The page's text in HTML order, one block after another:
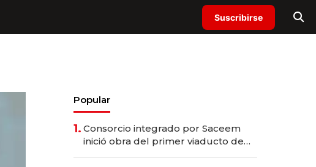
Suscribirse
Popular
1. Consorcio integrado por Saceem
inició obra del primer viaducto de